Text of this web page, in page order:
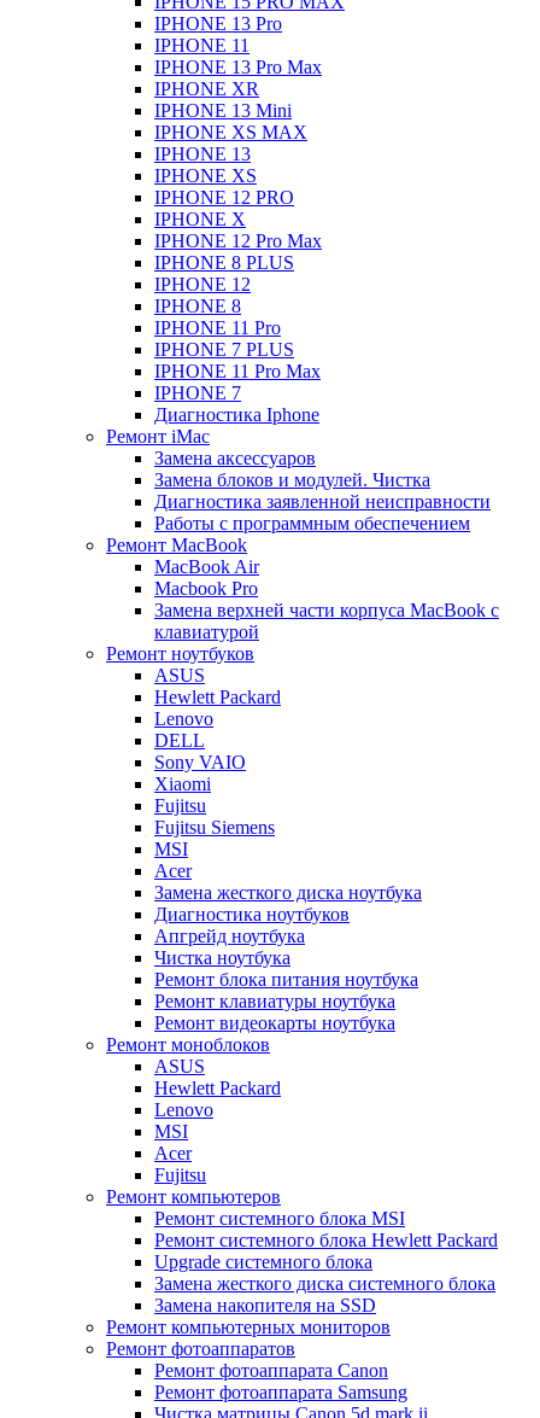
IPHONE 13 Pro
IPHONE 11
IPHONE 13 Pro Max
IPHONE XR
IPHONE 13 Mini
IPHONE XS MAX
IPHONE 13
IPHONE XS
IPHONE 12 PRO
IPHONE X
IPHONE 12 Pro Max
IPHONE 8 PLUS
IPHONE 12
IPHONE 8
IPHONE 11 Pro
IPHONE 7 PLUS
IPHONE 11 Pro Max
IPHONE 7
Диагностика Iphone
Ремонт iMac
Замена аксессуаров
Замена блоков и модулей. Чистка
Диагностика заявленной неисправности
Работы с программным обеспечением
Ремонт MacBook
MacBook Air
Macbook Pro
Замена верхней части корпуса MacBook с
клавиатурой
Ремонт ноутбуков
ASUS
Hewlett Packard
Lenovo
DELL
Sony VAIO
Xiaomi
Fujitsu
Fujitsu Siemens
MSI
Acer
Замена жесткого диска ноутбука
Диагностика ноутбуков
Апгрейд ноутбука
Чистка ноутбука
Ремонт блока питания ноутбука
Ремонт клавиатуры ноутбука
Ремонт видеокарты ноутбука
Ремонт моноблоков
ASUS
Hewlett Packard
Lenovo
MSI
Acer
Fujitsu
Ремонт компьютеров
Ремонт системного блока MSI
Ремонт системного блока Hewlett Packard
Upgrade системного блока
Замена жесткого диска системного блока
Замена накопителя на SSD
Ремонт компьютерных мониторов
Ремонт фотоаппаратов
Ремонт фотоаппарата Canon
Ремонт фотоаппарата Samsung
Чистка матрицы Canon 5d mark ii